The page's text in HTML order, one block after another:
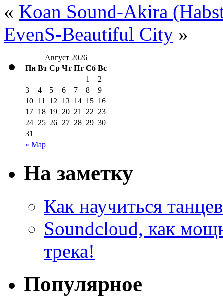
« Koan Sound-Akira
EvenS-Beautiful City »
Август 2026
Пн Вт Ср Чт Пт Сб Вс
« Мар
1
2
3
4 5 6 7 8
9
10 11 12 13 14 15 16
17 18 19 20 21 22 23
24 25 26 27 28 29 30
31
На заметку
Как научиться
Soundcloud, как
трека!
Популярное